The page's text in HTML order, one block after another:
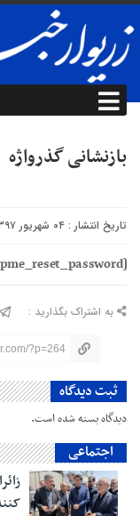
بازنشانی گذرواژه
تاریخ انتشار : ۰۴ شهریور ۱۳۹۷ - ۱۴:۳۲ | 7523 بازدید | ارسال توسط :
[upme_reset_password]
به اشتراک بگذارید :
?p=264
ثبت دیدگاه
دیدگاه بسته شده است.
اجتماعی